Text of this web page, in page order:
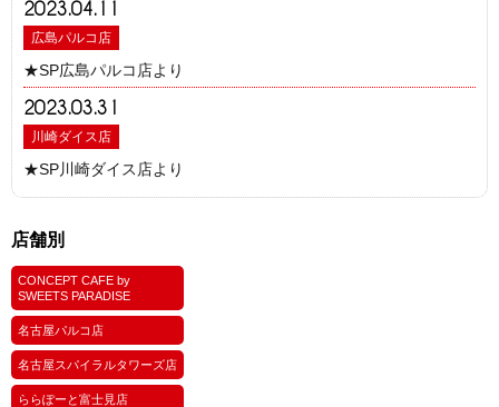
2023.04.11
広島パルコ店
★SP広島パルコ店より
2023.03.31
川崎ダイス店
★SP川崎ダイス店より
店舗別
CONCEPT CAFE by
SWEETS PARADISE
名古屋パルコ店
名古屋スパイラルタワーズ店
ららぽーと富士見店